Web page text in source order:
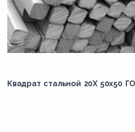
Квадрат стальной 20Х 50x50